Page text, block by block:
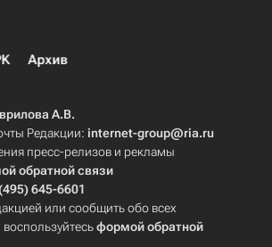
Архив
А.В.
Редакции:internet-group@ria.ru
пресс-релизов и рекламы
обратной связи
645-6601
или сообщить обо всех
формой обратной